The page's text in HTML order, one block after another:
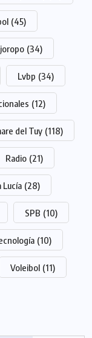
(45)
joropo (34)
Lvbp (34)
(12)
del Tuy (118)
Radio (21)
Lucía (28)
SPB (10)
(10)
Voleibol (11)